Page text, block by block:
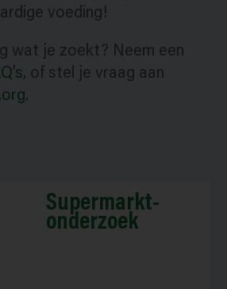
voeding!
wat je zoekt? Neem een
, of stel je vraag aan
.
Supermarkt-
onderzoek